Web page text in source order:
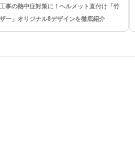
事の熱中症対策に！ヘルメット直付け「竹
ー」オリジナル8デザインを徹底紹介